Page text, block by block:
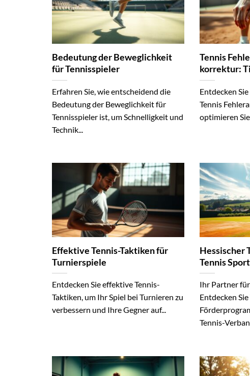
Bedeutung der Beweglichkeit
für Tennisspieler
Erfahren Sie, wie entscheidend die
Bedeutung der Beweglichkeit für
Tennisspieler ist, um Schnelligkeit und
Technik...
Tennis
korrektur:
Entdecken
Tennis
optimieren Sie
Effektive Tennis-Taktiken für
Turnierspiele
Entdecken Sie effektive Tennis-
Taktiken, um Ihr Spiel bei Turnieren zu
verbessern und Ihre Gegner auf...
Hessischer
Tennis
Ihr Partner
Entdecken
Tennis-